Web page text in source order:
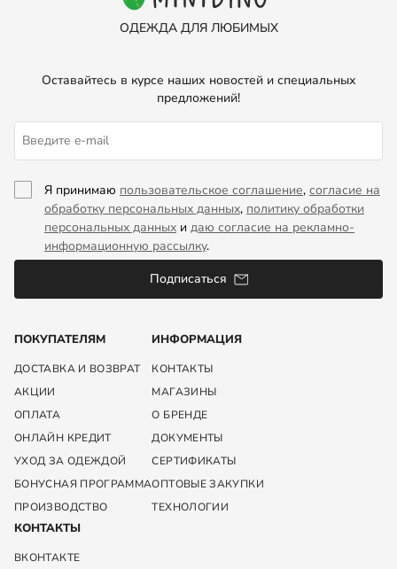
ОДЕЖДА ДЛЯ ЛЮБИМЫХ
ПОКУПАТЕЛЯМ
ДОСТАВКА И ВОЗВРАТ
АКЦИИ
ОПЛАТА
ОНЛАЙН КРЕДИТ
УХОД ЗА ОДЕЖДОЙ
БОНУСНАЯ ПРОГРАММА
ПРОИЗВОДСТВО
ИНФОРМАЦИЯ
КОНТАКТЫ
МАГАЗИНЫ
О БРЕНДЕ
ДОКУМЕНТЫ
СЕРТИФИКАТЫ
ОПТОВЫЕ ЗАКУПКИ
ТЕХНОЛОГИИ
КОНТАКТЫ
ВКОНТАКТЕ
Оставайтесь в курсе наших новостей и специальных
предложений!
Я принимаю пользовательское соглашение, согласие на
обработку персональных данных, политику обработки
персональных данных и даю согласие на рекламно-
информационную рассылку.
Подписаться